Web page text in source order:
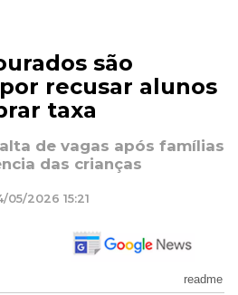
são
recusar alunos
taxa
de vagas após famílias
das crianças
2026 15:21
readme